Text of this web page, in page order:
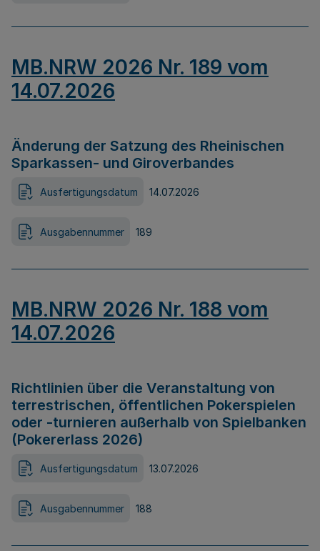
MB.NRW 2026 Nr. 189 vom
14.07.2026
Änderung der Satzung des Rheinischen
Sparkassen- und Giroverbandes
Ausfertigungsdatum 14.07.2026
Ausgabennummer 189
MB.NRW 2026 Nr. 188 vom
14.07.2026
Richtlinien über die Veranstaltung von
terrestrischen, öffentlichen Pokerspielen
oder -turnieren außerhalb von Spielbanken
(Pokererlass 2026)
Ausfertigungsdatum 13.07.2026
Ausgabennummer 188